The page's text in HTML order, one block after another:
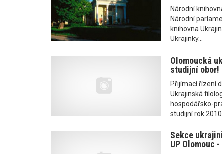
Národní
Národní
knihovna
Ukrajinky...
Olomoucká
studijní obor!
Přijímací řízení
Ukrajinská
hospodářsko-
studijní rok
Sekce
UP Olomouc